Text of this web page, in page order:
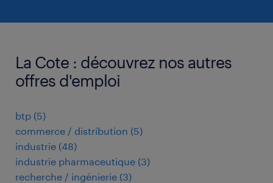
La Cote : découvrez nos autres
offres d'emploi
btp (5)
commerce / distribution (5)
industrie (48)
industrie pharmaceutique (3)
recherche / ingénierie (3)